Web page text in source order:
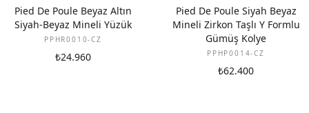
YENI
Pied De Poule Beyaz Altın
Siyah-Beyaz Mineli Yüzük
PPHR0010-CZ
₺24.960
Pied De Poule Siyah Beyaz
Mineli Zirkon Taşlı Y Formlu
Gümüş Kolye
PPHP0014-CZ
₺62.400